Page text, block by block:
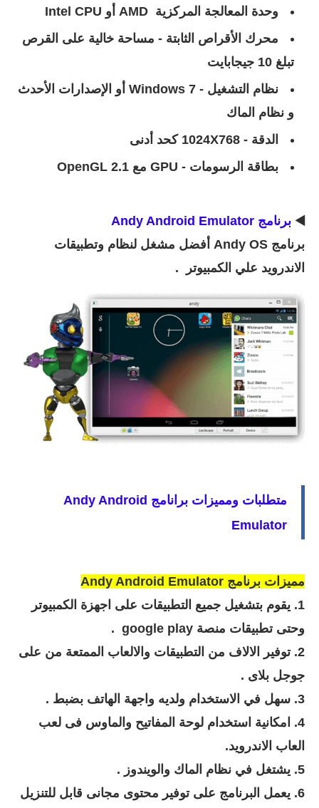
وحدة المعالجة المركزية AMD أو Intel CPU
محرك الأقراص الثابتة - مساحة خالية على القرص
تبلغ 10 جيجابايت
نظام التشغيل - Windows 7 أو الإصدارات الأحدث
و نظام الماك
الدقة - 1024X768 كحد أدنى
بطاقة الرسومات - GPU مع OpenGL 2.1
◀️ برنامج Andy Android Emulator
برنامج Andy OS أفضل مشغل لنظام وتطبيقات
الاندرويد علي الكمبيوتر .
متطلبات ومميزات برانامج Andy Android
Emulator
مميزات برنامج Andy Android Emulator
1. يقوم بتشغيل جميع التطبيقات على اجهزة الكمبيوتر
وحتى تطبيقات منصة google play .
2. توفير الالاف من التطبيقات والالعاب الممتعة من على
جوجل بلاى .
3. سهل في الاستخدام ولديه واجهة الهاتف بضبط .
4. امكانية استخدام لوحة المفاتيح والماوس فى لعب
العاب الاندرويد.
5. يشتغل في نظام الماك والويندوز .
6. يعمل البرنامج على توفير محتوى مجانى قابل للتنزيل